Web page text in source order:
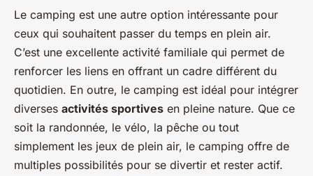
Le camping est une autre option intéressante pour
ceux qui souhaitent passer du temps en plein air.
C’est une excellente activité familiale qui permet de
renforcer les liens en offrant un cadre différent du
quotidien. En outre, le camping est idéal pour intégrer
diverses activités sportives en pleine nature. Que ce
soit la randonnée, le vélo, la pêche ou tout
simplement les jeux de plein air, le camping offre de
multiples possibilités pour se divertir et rester actif.